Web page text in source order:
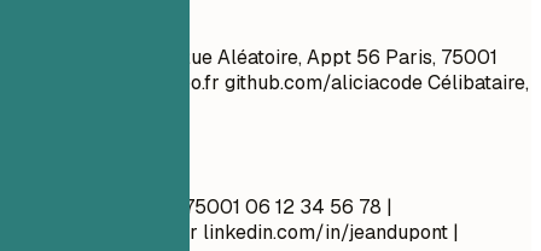
Jean Dupont 1234 Rue Aléatoire, Appt 56 Paris, 75001
guy_cool_99@yahoo.fr github.com/aliciacode Célibataire,
Jean Dupont Paris, 75001 06 12 34 56 78 |
jean.dupont@email.fr linkedin.com/in/jeandupont |